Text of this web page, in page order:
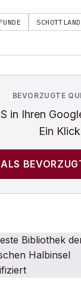
FUNDE SCHOTTLAND
BEVORZUGTE
in Ihren
Ein
ALS